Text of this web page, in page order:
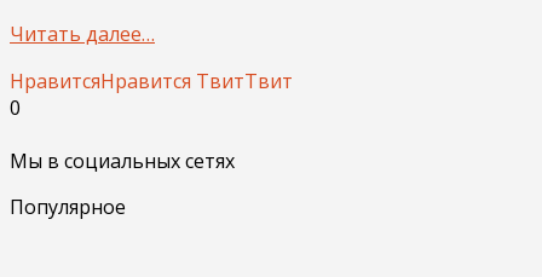
Читать далее…
НравитсяНравится ТвитТвит
0
Мы в социальных сетях
Популярное